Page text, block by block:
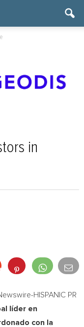
in
HISPANIC PR
líder en
con la